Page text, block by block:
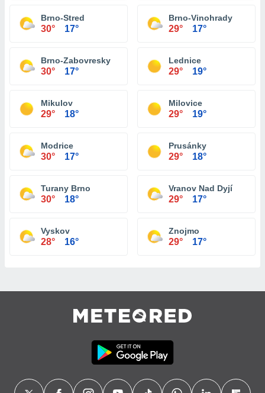
Brno-Stred
30° 17°
Brno-Vinohrady
29° 17°
Brno-Zabovresky
30° 17°
Lednice
29° 19°
Mikulov
29° 18°
Milovice
29° 19°
Modrice
30° 17°
Prusánky
29° 18°
Turany Brno
30° 18°
Vranov Nad Dyjí
29° 17°
Vyskov
28° 16°
Znojmo
29° 17°